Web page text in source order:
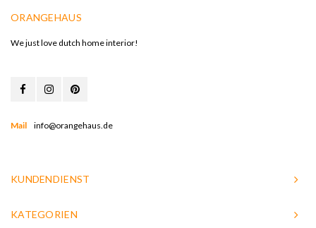
ORANGEHAUS
We just love dutch home interior!
Mail info@orangehaus.de
KUNDENDIENST
KATEGORIEN